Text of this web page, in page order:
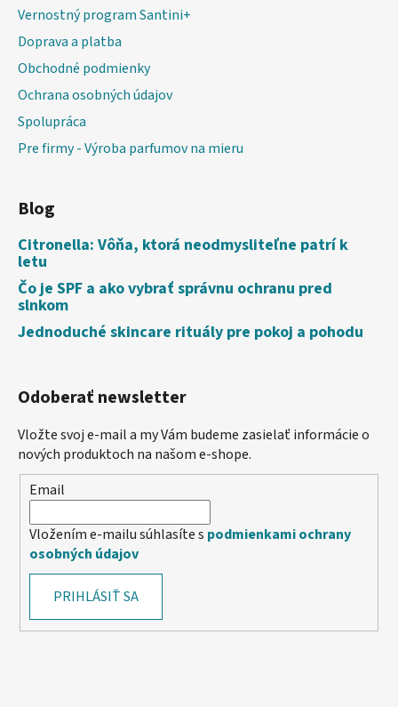
Vernostný program Santini+
Doprava a platba
Obchodné podmienky
Ochrana osobných údajov
Spolupráca
Pre firmy - Výroba parfumov na mieru
Blog
Citronella: Vôňa, ktorá neodmysliteľne patrí k
letu
Čo je SPF a ako vybrať správnu ochranu pred
slnkom
Jednoduché skincare rituály pre pokoj a pohodu
Odoberať newsletter
Vložte svoj e-mail a my Vám budeme zasielať informácie o
nových produktoch na našom e-shope.
Email
Vložením e-mailu súhlasíte s podmienkami ochrany
osobných údajov
PRIHLÁSIŤ SA